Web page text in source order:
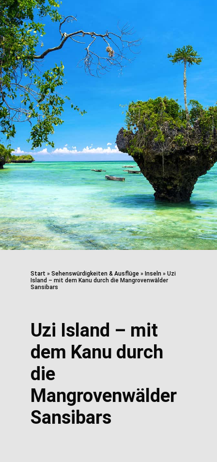
Start » Sehenswürdigkeiten & Ausflüge » Inseln» Uzi
Island – mit dem Kanu durch die Mangrovenwälder
Sansibars
Uzi Island – mit
dem Kanu durch
die
Mangrovenwälder
Sansibars